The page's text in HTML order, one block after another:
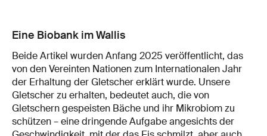
Eine Biobank im Wallis
Beide Artikel wurden Anfang 2025 veröffentlicht, das
von den Vereinten Nationen zum Internationalen Jahr
der Erhaltung der Gletscher erklärt wurde. Unsere
Gletscher zu erhalten, bedeutet auch, die von
Gletschern gespeisten Bäche und ihr Mikrobiom zu
schützen – eine dringende Aufgabe angesichts der